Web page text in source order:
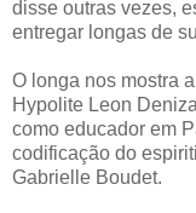
disse outras vezes,
entregar longas de
O longa nos mostra
Hypolite Leon
como educador em
codificação do
Gabrielle Boudet.